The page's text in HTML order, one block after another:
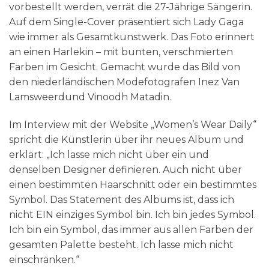
vorbestellt werden, verrät die 27-Jährige Sängerin.
Auf dem Single-Cover präsentiert sich Lady Gaga
wie immer als Gesamtkunstwerk. Das Foto erinnert
an einen Harlekin – mit bunten, verschmierten
Farben im Gesicht. Gemacht wurde das Bild von
den niederländischen Modefotografen Inez Van
Lamsweerdund Vinoodh Matadin.
Im Interview mit der Website „Women’s Wear Daily“
spricht die Künstlerin über ihr neues Album und
erklärt: „Ich lasse mich nicht über ein und
denselben Designer definieren. Auch nicht über
einen bestimmten Haarschnitt oder ein bestimmtes
Symbol. Das Statement des Albums ist, dass ich
nicht EIN einziges Symbol bin. Ich bin jedes Symbol.
Ich bin ein Symbol, das immer aus allen Farben der
gesamten Palette besteht. Ich lasse mich nicht
einschränken.“